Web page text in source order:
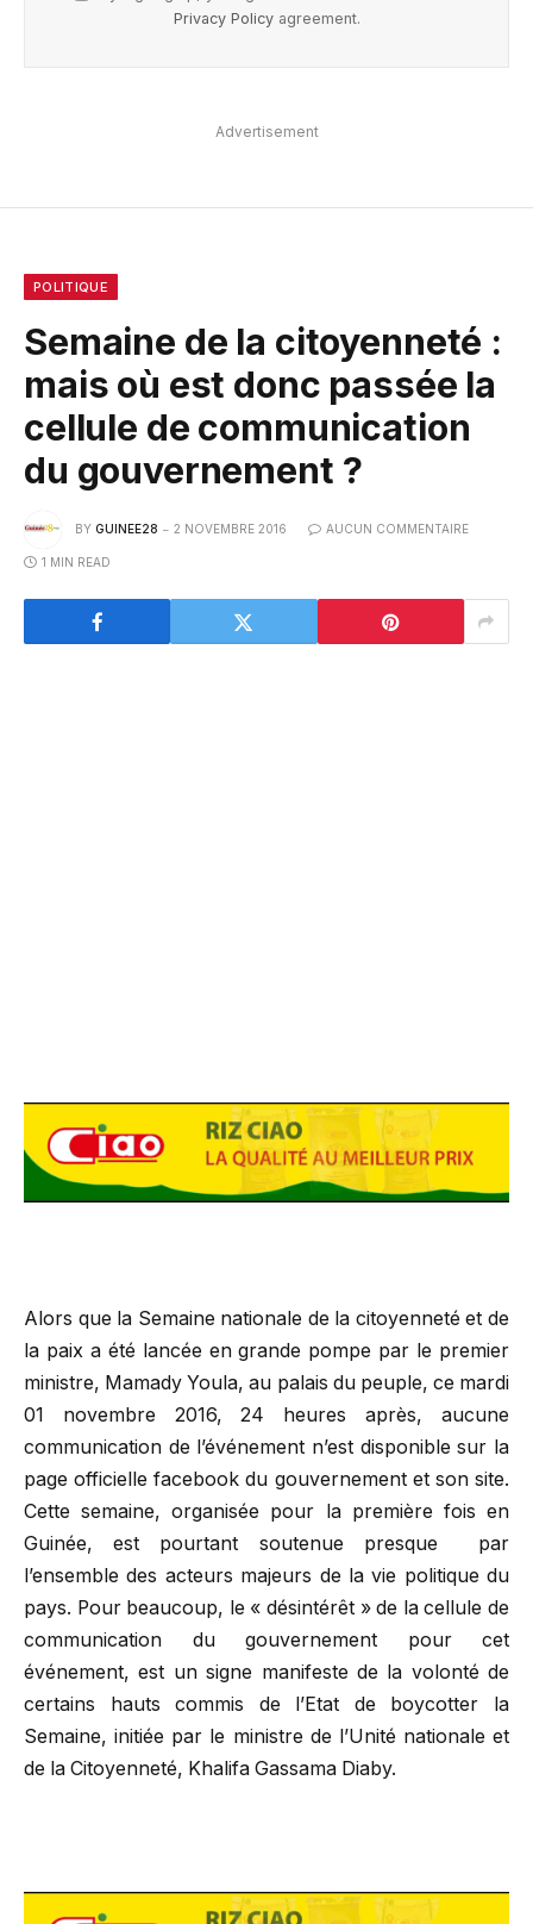
Privacy Policyagreement.
Advertisement
POLITIQUE
Semaine de la citoyenneté :
mais où est donc passée la
cellule de communication
du gouvernement ?
BY GUINEE28 2 NOVEMBRE 2016 AUCUN COMMENTAIRE
1 MIN READ
Alors que la Semaine nationale de la citoyenneté et de
la paix a été lancée en grande pompe par le premier
ministre, Mamady Youla, au palais du peuple, ce mardi
01 novembre 2016, 24 heures après, aucune
communication de l’événement n’est disponible sur la
page officielle facebook du gouvernement et son site.
Cette semaine, organisée pour la première fois en
Guinée, est pourtant soutenue presque par
l’ensemble des acteurs majeurs de la vie politique du
pays. Pour beaucoup, le « désintérêt » de la cellule de
communication du gouvernement pour cet
événement, est un signe manifeste de la volonté de
certains hauts commis de l’Etat de boycotter la
Semaine, initiée par le ministre de l’Unité nationale et
de la Citoyenneté, Khalifa Gassama Diaby.